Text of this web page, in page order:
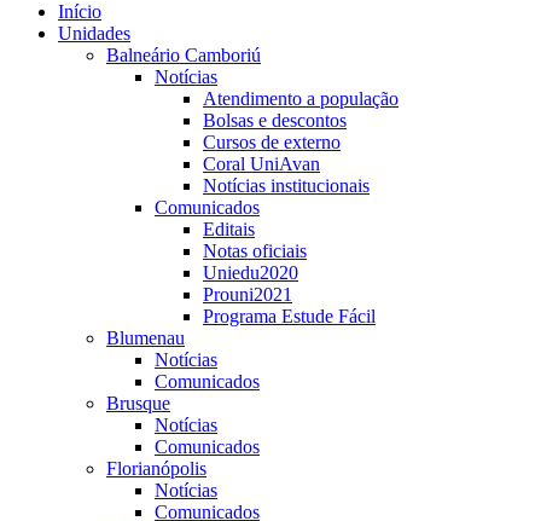
Início
Unidades
Balneário Camboriú
Notícias
Atendimento a população
Bolsas e descontos
Cursos de externo
Coral UniAvan
Notícias institucionais
Comunicados
Editais
Notas oficiais
Uniedu2020
Prouni2021
Programa Estude Fácil
Blumenau
Notícias
Comunicados
Brusque
Notícias
Comunicados
Florianópolis
Notícias
Comunicados